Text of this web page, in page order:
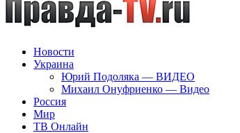
Новости
Украина
Юрий Подоляка — ВИДЕО
Михаил Онуфриенко — Видео
Россия
Мир
ТВ Онлайн